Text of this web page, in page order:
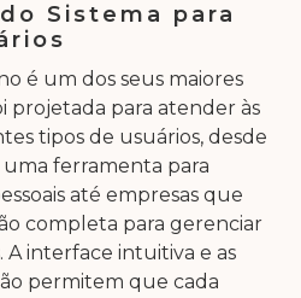
Sistema para
é um dos seus maiores
projetada para atender às
tipos de usuários, desde
ferramenta para
até empresas que
completa para gerenciar
A interface intuitiva e as
permitem que cada